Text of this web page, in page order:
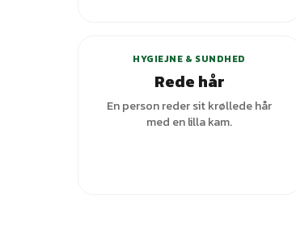
HYGIEJNE & SUNDHED
Rede hår
En person reder sit krøllede hår
med en lilla kam.